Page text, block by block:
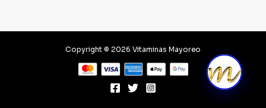
Copyright © 2026 Vitaminas Mayoreo